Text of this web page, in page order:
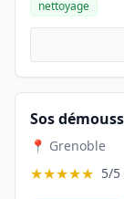
nettoyage
Sos
📍 Grenoble
★★★★★ 5/5